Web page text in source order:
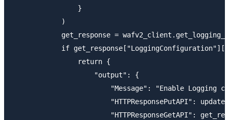
                }
            )
get_response =
if
                return {
                    "output": {
"Message": "Enable Logging
"HTTPResponsePutAPI":
"HTTPResponseGetAPI":